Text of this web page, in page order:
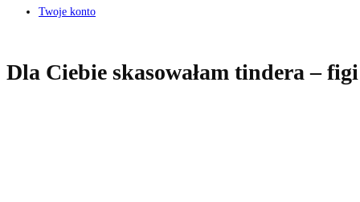
Twoje konto
Dla Ciebie skasowałam tindera –